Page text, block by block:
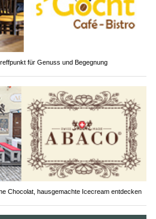
für Genuss und Begegnung
Chocolat, hausgemachte Icecream entdecken